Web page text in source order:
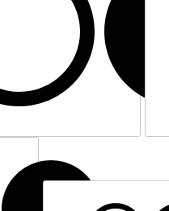
所有高耐用型产品